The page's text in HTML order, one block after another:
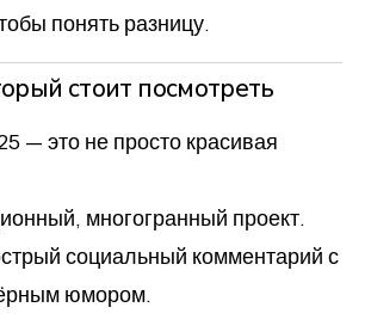
понять разницу.
стоит посмотреть
— это не просто красивая
многогранный проект.
социальный комментарий с
юмором.